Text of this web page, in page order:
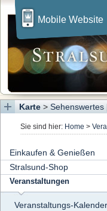
Mobile Website
Karte > Sehenswertes
Sie sind hier: Home >
Einkaufen & Genießen
Stralsund-Shop
Veranstaltungen
Veranstaltungs-Kalender